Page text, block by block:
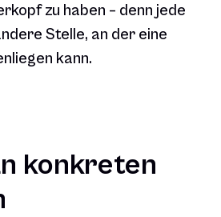
zu haben – denn jede
Stelle, an der eine
kann.
konkreten